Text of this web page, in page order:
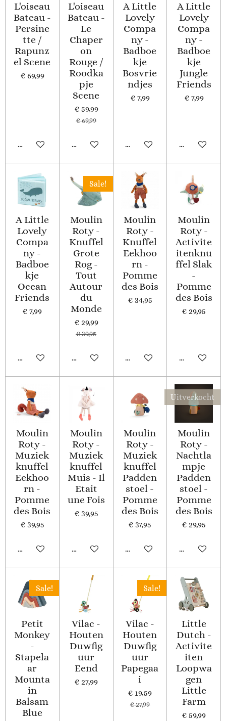
L'oiseau
Bateau -
Persine
tte /
Rapunz
el Scene
€ 69,99
In winkelwagen
L'oiseau
Bateau -
Le
Chaper
on
Rouge /
Roodka
pje
Scene
€ 59,99
€ 69,99
In winkelwagen
A Little
Lovely
Compa
ny -
Badboe
kje
Bosvrie
ndjes
€ 7,99
In winkelwagen
A Little
Lovely
Compa
ny -
Badboe
kje
Jungle
Friends
€ 7,99
In
A Little
Lovely
Compa
ny -
Badboe
kje
Ocean
Friends
€ 7,99
In winkelwagen
Sale!
Moulin
Roty -
Knuffel
Grote
Rog -
Tout
Autour
du
Monde
€ 29,99
€ 39,95
In winkelwagen
Moulin
Roty -
Knuffel
Eekhoo
rn -
Pomme
des Bois
€ 34,95
In winkelwagen
Moulin
Roty -
Activite
itenknu
ffel Slak
-
Pomme
des Bois
€ 29,95
In
Moulin
Roty -
Muziek
knuffel
Eekhoo
rn -
Pomme
des Bois
€ 39,95
In winkelwagen
Moulin
Roty -
Muziek
knuffel
Muis - Il
Etait
une Fois
€ 39,95
In winkelwagen
Moulin
Roty -
Muziek
knuffel
Padden
stoel -
Pomme
des Bois
€ 37,95
In winkelwagen
Uitverkocht
Moulin
Roty -
Nachtla
mpje
Padden
stoel -
Pomme
des Bois
€ 29,95
Houd mij op
Sale!
Petit
Monkey
-
Stapela
ar
Mounta
in
Balsam
Blue
Vilac -
Houten
Duwfig
uur
Eend
€ 27,99
Sale!
Vilac -
Houten
Duwfig
uur
Papegaa
i
€ 19,59
€ 27,99
Little
Dutch -
Activite
iten
Loopwa
gen
Little
Farm
€ 59,99